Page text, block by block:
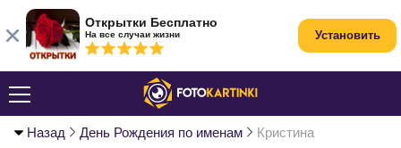
Назад День Рождения по именам Кристина
Открытки Бесплатно
На все случаи жизни Установить